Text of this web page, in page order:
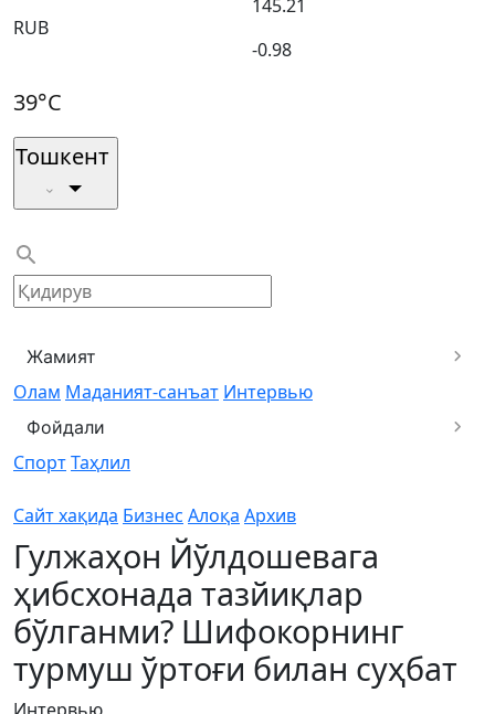
RUB
145.21
-0.98
39°C
Тошкент
Жамият
Олам Маданият-санъат Интервью
Фойдали
СпортТаҳлил
Сайт хақида Бизнес Алоқа Архив
Гулжаҳон Йўлдошевага
ҳибсхонада тазйиқлар
бўлганми? Шифокорнинг
турмуш ўртоғи билан суҳбат